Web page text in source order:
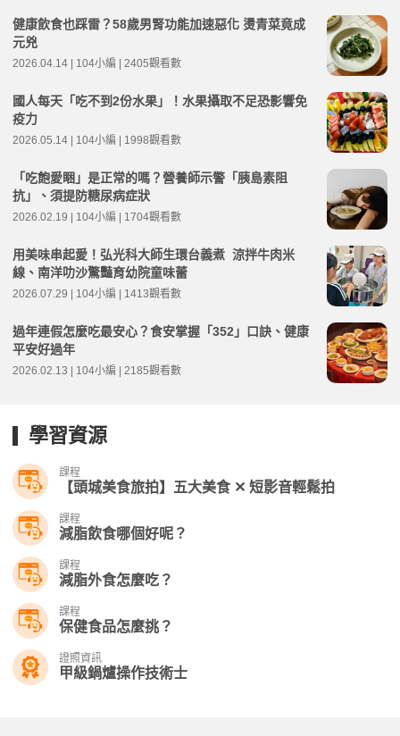
健康飲食也踩雷？58歲男腎功能加速惡化 燙青菜竟成
元兇
2026.04.14 | 104小編 | 2405觀看數
國人每天「吃不到2份水果」！水果攝取不足恐影響免
疫力
2026.05.14 | 104小編 | 1998觀看數
「吃飽愛睏」是正常的嗎？營養師示警「胰島素阻
抗」、須提防糖尿病症狀
2026.02.19 | 104小編 | 1704觀看數
用美味串起愛！弘光科大師生環台義煮 涼拌牛肉米
線、南洋叻沙驚豔育幼院童味蕾
2026.07.29 | 104小編 | 1413觀看數
過年連假怎麼吃最安心？食安掌握「352」口訣、健康
平安好過年
2026.02.13 | 104小編 | 2185觀看數
學習資源
課程
【頭城美食旅拍】五大美食 ✕ 短影音輕鬆拍
課程
減脂飲食哪個好呢？
課程
減脂外食怎麼吃？
課程
保健食品怎麼挑？
證照資訊
甲級鍋爐操作技術士